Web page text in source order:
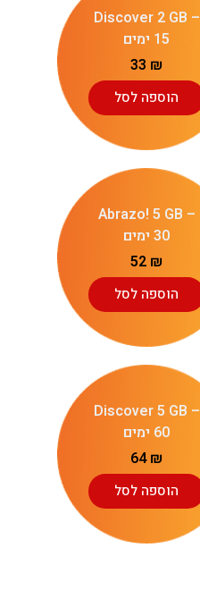
Discover 2 GB –
15 ימים
33 ₪
הוספה לסל
Abrazo! 5 GB –
30 ימים
52 ₪
הוספה לסל
Discover 5 GB –
60 ימים
64₪
הוספה לסל